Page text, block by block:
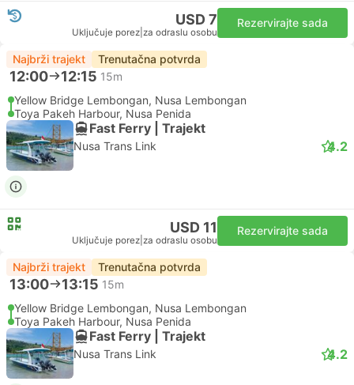
USD 7
Uključuje porez za odraslu osobu
Rezervirajte sada
Najbrži trajekt Trenutačna potvrda
12:00 12:15 15m
Yellow Bridge Lembongan, Nusa Lembongan
Toya Pakeh Harbour, Nusa Penida
Fast Ferry | Trajekt
Nusa Trans Link 4.2
USD 11
Uključuje porez za odraslu osobu
Rezervirajte sada
Najbrži trajekt Trenutačna potvrda
13:00 13:15 15m
Yellow Bridge Lembongan, Nusa Lembongan
Toya Pakeh Harbour, Nusa Penida
Fast Ferry | Trajekt
Nusa Trans Link 4.2